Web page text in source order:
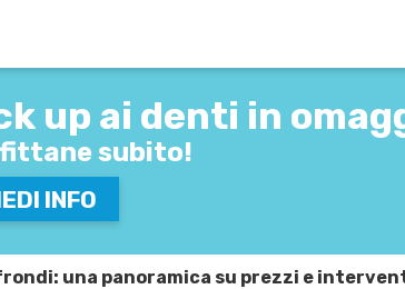
up ai denti in
subito!
INFO
una panoramica su prezzi e
IL FORM
RINCONTATTATO AL